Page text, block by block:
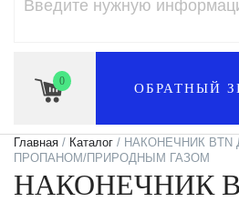
0 ОБРАТНЫЙ
Главная / Каталог / НАКОНЕЧНИК
ПРОПАНОМ/ПРИРОДНЫМ ГАЗОМ
НАКОНЕЧНИК